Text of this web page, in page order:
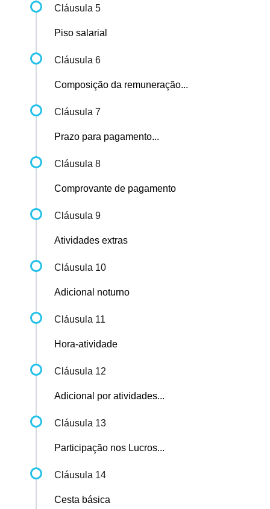
Cláusula 5
Piso salarial
Cláusula 6
Composição da remuneração...
Cláusula 7
Prazo para pagamento...
Cláusula 8
Comprovante de pagamento
Cláusula 9
Atividades extras
Cláusula 10
Adicional noturno
Cláusula 11
Hora-atividade
Cláusula 12
Adicional por atividades...
Cláusula 13
Participação nos Lucros...
Cláusula 14
Cesta básica